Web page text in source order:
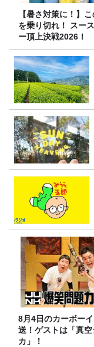
【暑さ対策に！】
を乗り切れ！ スー
ー頂上決戦2026！
8月4日のカーボー
送！ゲストは「真
カ」！